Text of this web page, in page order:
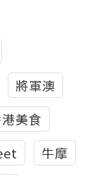
將軍澳
美食
牛摩